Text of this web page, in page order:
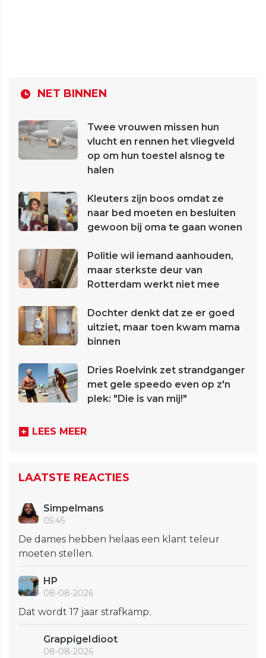
NET BINNEN
Twee vrouwen missen hun
vlucht en rennen het vliegveld
op om hun toestel alsnog te
halen
Kleuters zijn boos omdat ze
naar bed moeten en besluiten
gewoon bij oma te gaan wonen
Politie wil iemand aanhouden,
maar sterkste deur van
Rotterdam werkt niet mee
Dochter denkt dat ze er goed
uitziet, maar toen kwam mama
binnen
Dries Roelvink zet strandganger
met gele speedo even op z'n
plek: "Die is van mij!"
LEES MEER
LAATSTE REACTIES
Simpelmans
05:45
De dames hebben helaas een klant teleur
moeten stellen.
HP
08-08-2026
Dat wordt 17 jaar strafkamp.
GrappigeIdioot
08-08-2026